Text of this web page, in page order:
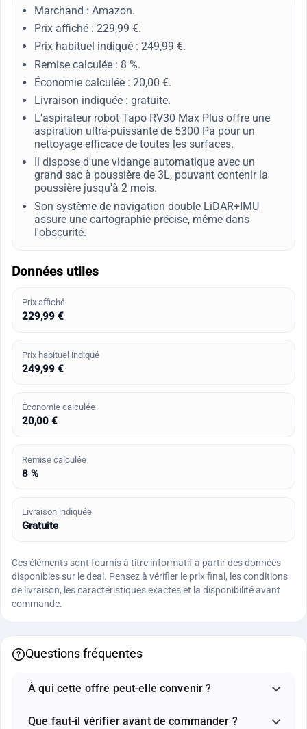
Marchand : Amazon.
Prix affiché : 229,99 €.
Prix habituel indiqué : 249,99 €.
Remise calculée : 8 %.
Économie calculée : 20,00 €.
Livraison indiquée : gratuite.
L'aspirateur robot Tapo RV30 Max Plus offre une
aspiration ultra-puissante de 5300 Pa pour un
nettoyage efficace de toutes les surfaces.
Il dispose d'une vidange automatique avec un
grand sac à poussière de 3L, pouvant contenir la
poussière jusqu'à 2 mois.
Son système de navigation double LiDAR+IMU
assure une cartographie précise, même dans
l'obscurité.
Données utiles
Prix affiché
229,99 €
Prix habituel indiqué
249,99 €
Économie calculée
20,00 €
Remise calculée
8 %
Livraison indiquée
Gratuite
Ces éléments sont fournis à titre informatif à partir des données
disponibles sur le deal. Pensez à vérifier le prix final, les conditions
de livraison, les caractéristiques exactes et la disponibilité avant
commande.
Questions fréquentes
À qui cette offre peut-elle convenir ?
Que faut-il vérifier avant de commander ?